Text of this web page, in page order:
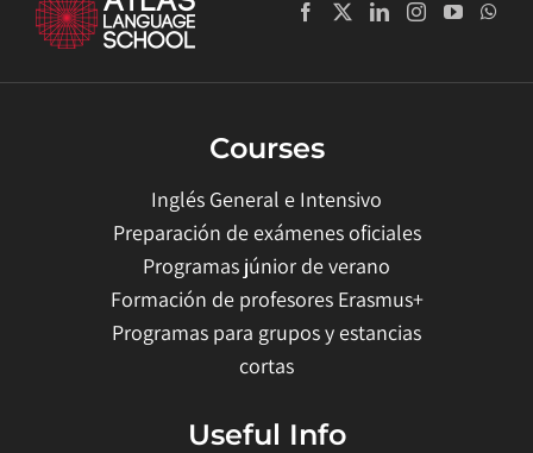
Courses
Inglés General e Intensivo
Preparación de exámenes oficiales
Programas júnior de verano
Formación de profesores Erasmus+
Programas para grupos y estancias
cortas
Useful Info